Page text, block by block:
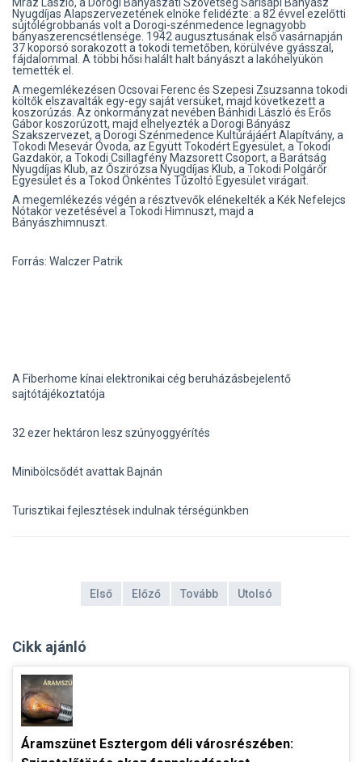
Mráz László, a Dorogi Bányászati Szövetség Sárisápi Bányász
Nyugdíjas Alapszervezetének elnöke felidézte: a 82 évvel ezelőtti
sújtólégrobbanás volt a Dorogi-szénmedence legnagyobb
bányaszerencsétlensége. 1942 augusztusának első vasárnapján
37 koporsó sorakozott a tokodi temetőben, körülvéve gyásszal,
fájdalommal. A többi hősi halált halt bányászt a lakóhelyükön
temették el.
A megemlékezésen Ocsovai Ferenc és Szepesi Zsuzsanna tokodi
költők elszavalták egy-egy saját versüket, majd következett a
koszorúzás. Az önkormányzat nevében Bánhidi László és Erős
Gábor koszorúzott, majd elhelyezték a Dorogi Bányász
Szakszervezet, a Dorogi Szénmedence Kultúrájáért Alapítvány, a
Tokodi Mesevár Óvoda, az Együtt Tokodért Egyesület, a Tokodi
Gazdakör, a Tokodi Csillagfény Mazsorett Csoport, a Barátság
Nyugdíjas Klub, az Őszirózsa Nyugdíjas Klub, a Tokodi Polgárőr
Egyesület és a Tokod Önkéntes Tűzoltó Egyesület virágait.
A megemlékezés végén a résztvevők elénekelték a Kék Nefelejcs
Nótakör vezetésével a Tokodi Himnuszt, majd a
Bányászhimnuszt.
Forrás: Walczer Patrik
A Fiberhome kínai elektronikai cég beruházásbejelentő
sajtótájékoztatója
32 ezer hektáron lesz szúnyoggyérítés
Minibölcsődét avattak Bajnán
Turisztikai fejlesztések indulnak térségünkben
Első Előző Tovább Utolsó
Cikk ajánló
Áramszünet Esztergom déli városrészében: